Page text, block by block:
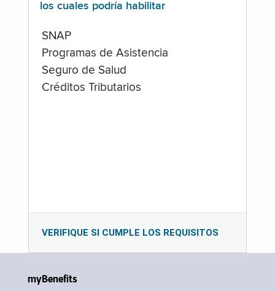
los cuales podría habilitar
SNAP
Programas de Asistencia
Seguro de Salud
Créditos Tributarios
VERIFIQUE SI CUMPLE LOS REQUISITOS
myBenefits